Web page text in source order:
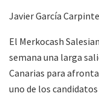
Javier García
El Merkocash
semana una larga
Canarias para
uno de los